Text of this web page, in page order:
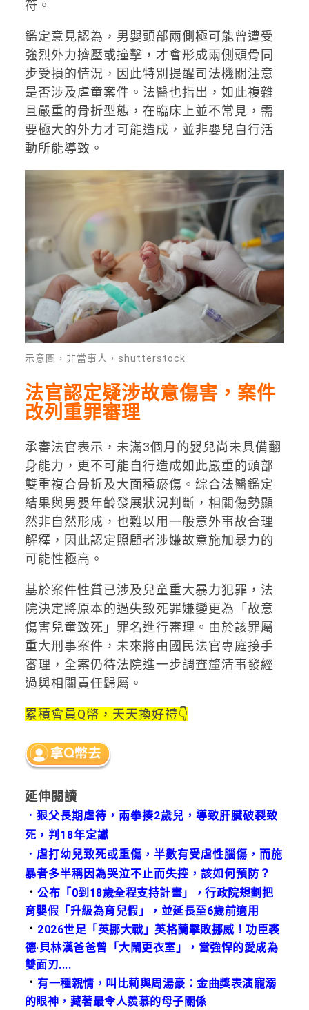
符。
鑑定意見認為，男嬰頭部兩側極可能曾遭受
強烈外力擠壓或撞擊，才會形成兩側頭骨同
步受損的情況，因此特別提醒司法機關注意
是否涉及虐童案件。法醫也指出，如此複雜
且嚴重的骨折型態，在臨床上並不常見，需
要極大的外力才可能造成，並非嬰兒自行活
動所能導致。
示意圖，非當事人，shutterstock
法官認定疑涉故意傷害，案件
改列重罪審理
承審法官表示，未滿3個月的嬰兒尚未具備翻
身能力，更不可能自行造成如此嚴重的頭部
雙重複合骨折及大面積瘀傷。綜合法醫鑑定
結果與男嬰年齡發展狀況判斷，相關傷勢顯
然非自然形成，也難以用一般意外事故合理
解釋，因此認定照顧者涉嫌故意施加暴力的
可能性極高。
基於案件性質已涉及兒童重大暴力犯罪，法
院決定將原本的過失致死罪嫌變更為「故意
傷害兒童致死」罪名進行審理。由於該罪屬
重大刑事案件，未來將由國民法官專庭接手
審理，全案仍待法院進一步調查釐清事發經
過與相關責任歸屬。
累積會員Q幣，天天換好禮👇
延伸閱讀
． 狠父長期虐待，兩拳揍2歲兒，導致肝臟破裂致
死，判18年定讞
． 虐打幼兒致死或重傷，半數有受虐性腦傷，而施
暴者多半稱因為哭泣不止而失控，該如何預防？
．公布「0到18歲全程支持計畫」，行政院規劃把
育嬰假「升級為育兒假」，並延長至6歲前適用
． 2026世足「英挪大戰」英格蘭擊敗挪威！功臣裘
德·貝林漢爸爸曾「大鬧更衣室」，當強悍的愛成為
雙面刃....
．有一種親情，叫比莉與周湯豪：金曲獎表演寵溺
的眼神，藏著最令人羨慕的母子關係